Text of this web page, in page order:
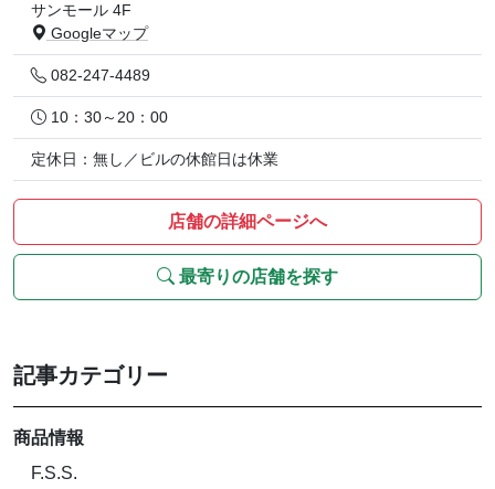
サンモール 4F
Googleマップ
082-247-4489
10：30～20：00
定休日：無し／ビルの休館日は休業
店舗の詳細ページへ
最寄りの店舗を探す
記事カテゴリー
商品情報
F.S.S.